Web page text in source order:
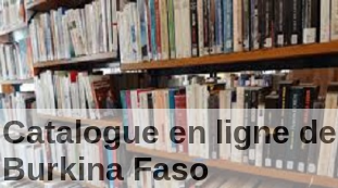
Catalogue en ligne
Burkina Faso